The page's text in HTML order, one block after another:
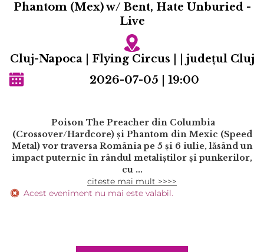
Phantom (Mex) w/ Bent, Hate Unburied -
Live
Cluj-Napoca | Flying Circus | | județul Cluj
2026-07-05 | 19:00
Poison The Preacher din Columbia
(Crossover/Hardcore) și Phantom din Mexic (Speed
Metal) vor traversa România pe 5 și 6 iulie, lăsând un
impact puternic în rândul metaliștilor și punkerilor,
cu ...
citeste mai mult >>>>
Acest eveniment nu mai este valabil.